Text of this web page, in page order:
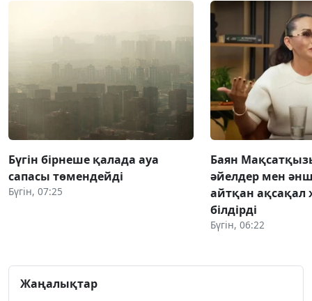
Бүгін бірнеше қалада ауа
сапасы төмендейді
Бүгін, 07:25
Баян
әйелдер мен
айтқан ақсақал
білдірді
Бүгін, 06:22
Жаңалықтар